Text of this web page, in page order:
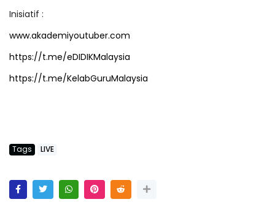
Inisiatif :
www.akademiyoutuber.com
https://t.me/eDIDIKMalaysia
https://t.me/KelabGuruMalaysia
Tags LIVE